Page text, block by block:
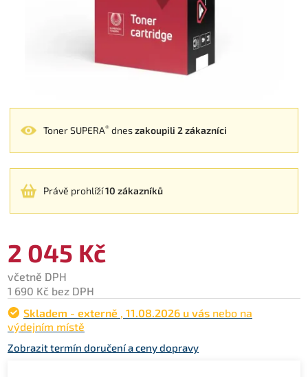
Toner SUPERA® dneszakoupili 2 zákazníci
Právě prohlíží10 zákazníků
2 045 Kč
včetně DPH
1 690 Kč bez DPH
Skladem - externě , 11.08.2026 u vás nebo na
výdejním místě
Zobrazit termín doručení a ceny dopravy